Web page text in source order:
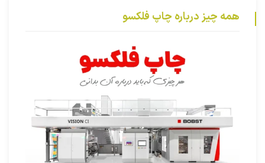
همه چیز درباره چاپ فلکسو